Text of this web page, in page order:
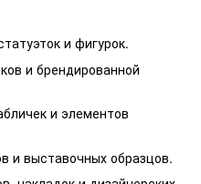
и фигурок.
и брендированной
и элементов
и выставочных образцов.